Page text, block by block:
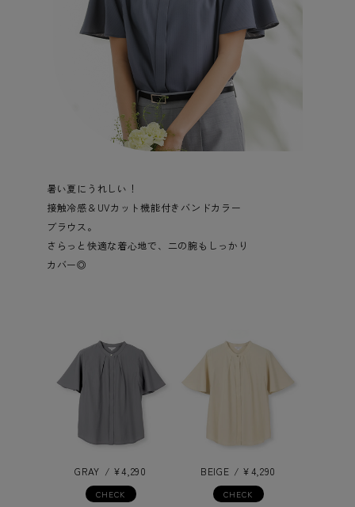
暑い夏にうれしい！
接触冷感＆UVカット機能付きバンドカラー
ブラウス。
さらっと快適な着心地で、二の腕もしっかり
カバー◎
GRAY ¥4,290
CHECK
BEIGE ¥4,290
CHECK